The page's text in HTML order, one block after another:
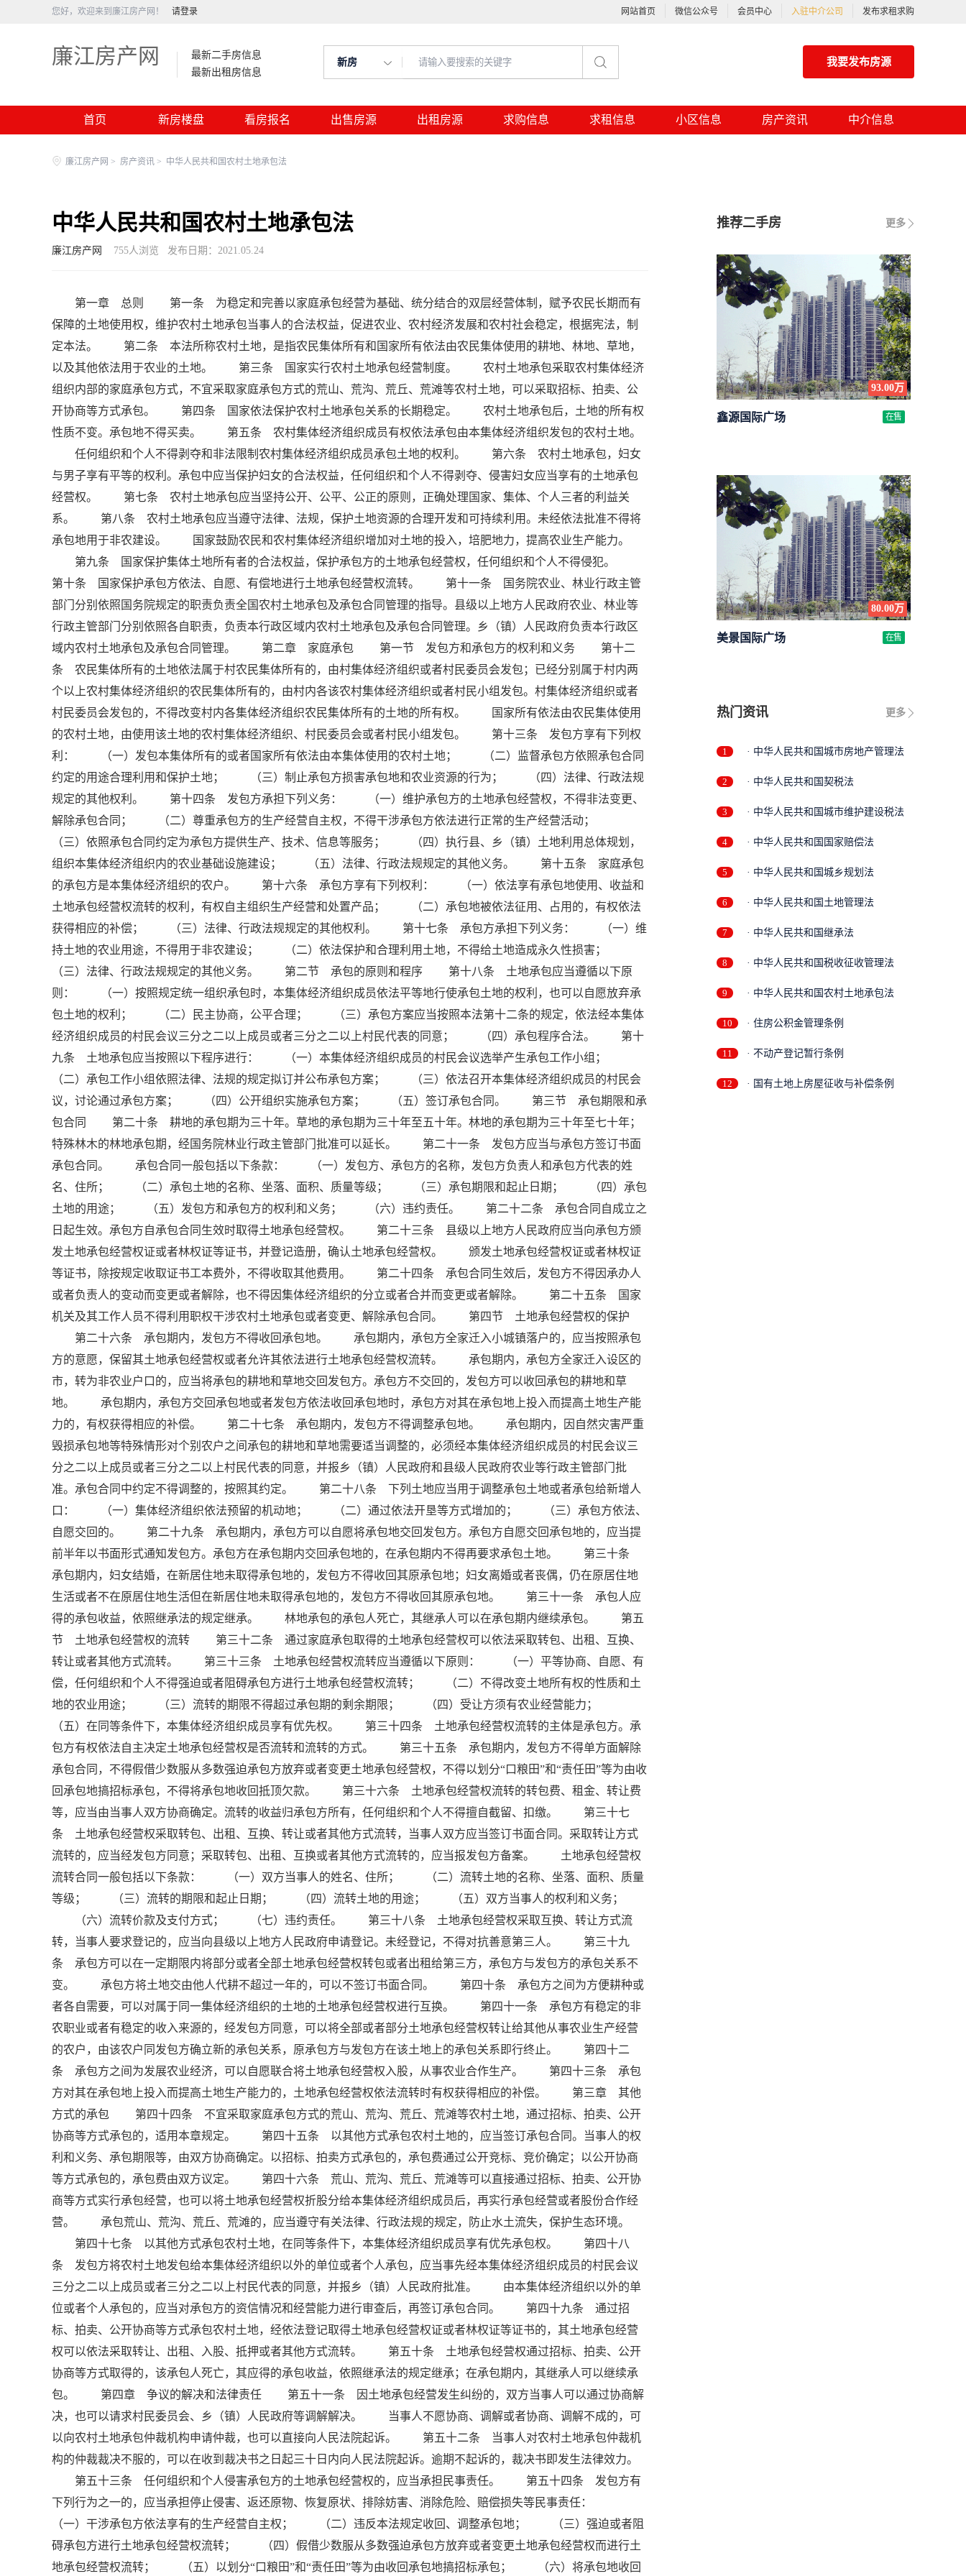
您好，欢迎来到廉江房产网！ 请登录 网站首页 微信公众号 会员中心 入驻中介公司 发布求租求购
廉江房产网
最新二手房信息
最新出租房信息
新房 我要发布房源
首页 新房楼盘 看房报名 出售房源 出租房源 求购信息 求租信息 小区信息 房产资讯 中介信息
廉江房产网 > 房产资讯 > 中华人民共和国农村土地承包法
中华人民共和国农村土地承包法
廉江房产网 755人浏览 发布日期：2021.05.24
第一章 总则 第一条 为稳定和完善以家庭承包经营为基础、统分结合的双层经营体制，赋予农民长期而有
保障的土地使用权，维护农村土地承包当事人的合法权益，促进农业、农村经济发展和农村社会稳定，根据宪法，制
定本法。 第二条 本法所称农村土地，是指农民集体所有和国家所有依法由农民集体使用的耕地、林地、草地，
以及其他依法用于农业的土地。 第三条 国家实行农村土地承包经营制度。 农村土地承包采取农村集体经济
组织内部的家庭承包方式，不宜采取家庭承包方式的荒山、荒沟、荒丘、荒滩等农村土地，可以采取招标、拍卖、公
开协商等方式承包。 第四条 国家依法保护农村土地承包关系的长期稳定。 农村土地承包后，土地的所有权
性质不变。承包地不得买卖。 第五条 农村集体经济组织成员有权依法承包由本集体经济组织发包的农村土地。
任何组织和个人不得剥夺和非法限制农村集体经济组织成员承包土地的权利。 第六条 农村土地承包，妇女
与男子享有平等的权利。承包中应当保护妇女的合法权益，任何组织和个人不得剥夺、侵害妇女应当享有的土地承包
经营权。 第七条 农村土地承包应当坚持公开、公平、公正的原则，正确处理国家、集体、个人三者的利益关
系。 第八条 农村土地承包应当遵守法律、法规，保护土地资源的合理开发和可持续利用。未经依法批准不得将
承包地用于非农建设。 国家鼓励农民和农村集体经济组织增加对土地的投入，培肥地力，提高农业生产能力。
第九条 国家保护集体土地所有者的合法权益，保护承包方的土地承包经营权，任何组织和个人不得侵犯。
第十条 国家保护承包方依法、自愿、有偿地进行土地承包经营权流转。 第十一条 国务院农业、林业行政主管
部门分别依照国务院规定的职责负责全国农村土地承包及承包合同管理的指导。县级以上地方人民政府农业、林业等
行政主管部门分别依照各自职责，负责本行政区域内农村土地承包及承包合同管理。乡（镇）人民政府负责本行政区
域内农村土地承包及承包合同管理。 第二章 家庭承包 第一节 发包方和承包方的权利和义务 第十二
条 农民集体所有的土地依法属于村农民集体所有的，由村集体经济组织或者村民委员会发包；已经分别属于村内两
个以上农村集体经济组织的农民集体所有的，由村内各该农村集体经济组织或者村民小组发包。村集体经济组织或者
村民委员会发包的，不得改变村内各集体经济组织农民集体所有的土地的所有权。 国家所有依法由农民集体使用
的农村土地，由使用该土地的农村集体经济组织、村民委员会或者村民小组发包。 第十三条 发包方享有下列权
利： （一）发包本集体所有的或者国家所有依法由本集体使用的农村土地； （二）监督承包方依照承包合同
约定的用途合理利用和保护土地； （三）制止承包方损害承包地和农业资源的行为； （四）法律、行政法规
规定的其他权利。 第十四条 发包方承担下列义务： （一）维护承包方的土地承包经营权，不得非法变更、
解除承包合同； （二）尊重承包方的生产经营自主权，不得干涉承包方依法进行正常的生产经营活动；
（三）依照承包合同约定为承包方提供生产、技术、信息等服务； （四）执行县、乡（镇）土地利用总体规划，
组织本集体经济组织内的农业基础设施建设； （五）法律、行政法规规定的其他义务。 第十五条 家庭承包
的承包方是本集体经济组织的农户。 第十六条 承包方享有下列权利： （一）依法享有承包地使用、收益和
土地承包经营权流转的权利，有权自主组织生产经营和处置产品； （二）承包地被依法征用、占用的，有权依法
获得相应的补偿； （三）法律、行政法规规定的其他权利。 第十七条 承包方承担下列义务： （一）维
持土地的农业用途，不得用于非农建设； （二）依法保护和合理利用土地，不得给土地造成永久性损害；
（三）法律、行政法规规定的其他义务。 第二节 承包的原则和程序 第十八条 土地承包应当遵循以下原
则： （一）按照规定统一组织承包时，本集体经济组织成员依法平等地行使承包土地的权利，也可以自愿放弃承
包土地的权利； （二）民主协商，公平合理； （三）承包方案应当按照本法第十二条的规定，依法经本集体
经济组织成员的村民会议三分之二以上成员或者三分之二以上村民代表的同意； （四）承包程序合法。 第十
九条 土地承包应当按照以下程序进行： （一）本集体经济组织成员的村民会议选举产生承包工作小组；
（二）承包工作小组依照法律、法规的规定拟订并公布承包方案； （三）依法召开本集体经济组织成员的村民会
议，讨论通过承包方案； （四）公开组织实施承包方案； （五）签订承包合同。 第三节 承包期限和承
包合同 第二十条 耕地的承包期为三十年。草地的承包期为三十年至五十年。林地的承包期为三十年至七十年；
特殊林木的林地承包期，经国务院林业行政主管部门批准可以延长。 第二十一条 发包方应当与承包方签订书面
承包合同。 承包合同一般包括以下条款： （一）发包方、承包方的名称，发包方负责人和承包方代表的姓
名、住所； （二）承包土地的名称、坐落、面积、质量等级； （三）承包期限和起止日期； （四）承包
土地的用途； （五）发包方和承包方的权利和义务； （六）违约责任。 第二十二条 承包合同自成立之
日起生效。承包方自承包合同生效时取得土地承包经营权。 第二十三条 县级以上地方人民政府应当向承包方颁
发土地承包经营权证或者林权证等证书，并登记造册，确认土地承包经营权。 颁发土地承包经营权证或者林权证
等证书，除按规定收取证书工本费外，不得收取其他费用。 第二十四条 承包合同生效后，发包方不得因承办人
或者负责人的变动而变更或者解除，也不得因集体经济组织的分立或者合并而变更或者解除。 第二十五条 国家
机关及其工作人员不得利用职权干涉农村土地承包或者变更、解除承包合同。 第四节 土地承包经营权的保护
第二十六条 承包期内，发包方不得收回承包地。 承包期内，承包方全家迁入小城镇落户的，应当按照承包
方的意愿，保留其土地承包经营权或者允许其依法进行土地承包经营权流转。 承包期内，承包方全家迁入设区的
市，转为非农业户口的，应当将承包的耕地和草地交回发包方。承包方不交回的，发包方可以收回承包的耕地和草
地。 承包期内，承包方交回承包地或者发包方依法收回承包地时，承包方对其在承包地上投入而提高土地生产能
力的，有权获得相应的补偿。 第二十七条 承包期内，发包方不得调整承包地。 承包期内，因自然灾害严重
毁损承包地等特殊情形对个别农户之间承包的耕地和草地需要适当调整的，必须经本集体经济组织成员的村民会议三
分之二以上成员或者三分之二以上村民代表的同意，并报乡（镇）人民政府和县级人民政府农业等行政主管部门批
准。承包合同中约定不得调整的，按照其约定。 第二十八条 下列土地应当用于调整承包土地或者承包给新增人
口： （一）集体经济组织依法预留的机动地； （二）通过依法开垦等方式增加的； （三）承包方依法、
自愿交回的。 第二十九条 承包期内，承包方可以自愿将承包地交回发包方。承包方自愿交回承包地的，应当提
前半年以书面形式通知发包方。承包方在承包期内交回承包地的，在承包期内不得再要求承包土地。 第三十条
承包期内，妇女结婚，在新居住地未取得承包地的，发包方不得收回其原承包地；妇女离婚或者丧偶，仍在原居住地
生活或者不在原居住地生活但在新居住地未取得承包地的，发包方不得收回其原承包地。 第三十一条 承包人应
得的承包收益，依照继承法的规定继承。 林地承包的承包人死亡，其继承人可以在承包期内继续承包。 第五
节 土地承包经营权的流转 第三十二条 通过家庭承包取得的土地承包经营权可以依法采取转包、出租、互换、
转让或者其他方式流转。 第三十三条 土地承包经营权流转应当遵循以下原则： （一）平等协商、自愿、有
偿，任何组织和个人不得强迫或者阻碍承包方进行土地承包经营权流转； （二）不得改变土地所有权的性质和土
地的农业用途； （三）流转的期限不得超过承包期的剩余期限； （四）受让方须有农业经营能力；
（五）在同等条件下，本集体经济组织成员享有优先权。 第三十四条 土地承包经营权流转的主体是承包方。承
包方有权依法自主决定土地承包经营权是否流转和流转的方式。 第三十五条 承包期内，发包方不得单方面解除
承包合同，不得假借少数服从多数强迫承包方放弃或者变更土地承包经营权，不得以划分“口粮田”和“责任田”等为由收
回承包地搞招标承包，不得将承包地收回抵顶欠款。 第三十六条 土地承包经营权流转的转包费、租金、转让费
等，应当由当事人双方协商确定。流转的收益归承包方所有，任何组织和个人不得擅自截留、扣缴。 第三十七
条 土地承包经营权采取转包、出租、互换、转让或者其他方式流转，当事人双方应当签订书面合同。采取转让方式
流转的，应当经发包方同意；采取转包、出租、互换或者其他方式流转的，应当报发包方备案。 土地承包经营权
流转合同一般包括以下条款： （一）双方当事人的姓名、住所； （二）流转土地的名称、坐落、面积、质量
等级； （三）流转的期限和起止日期； （四）流转土地的用途； （五）双方当事人的权利和义务；
（六）流转价款及支付方式； （七）违约责任。 第三十八条 土地承包经营权采取互换、转让方式流
转，当事人要求登记的，应当向县级以上地方人民政府申请登记。未经登记，不得对抗善意第三人。 第三十九
条 承包方可以在一定期限内将部分或者全部土地承包经营权转包或者出租给第三方，承包方与发包方的承包关系不
变。 承包方将土地交由他人代耕不超过一年的，可以不签订书面合同。 第四十条 承包方之间为方便耕种或
者各自需要，可以对属于同一集体经济组织的土地的土地承包经营权进行互换。 第四十一条 承包方有稳定的非
农职业或者有稳定的收入来源的，经发包方同意，可以将全部或者部分土地承包经营权转让给其他从事农业生产经营
的农户，由该农户同发包方确立新的承包关系，原承包方与发包方在该土地上的承包关系即行终止。 第四十二
条 承包方之间为发展农业经济，可以自愿联合将土地承包经营权入股，从事农业合作生产。 第四十三条 承包
方对其在承包地上投入而提高土地生产能力的，土地承包经营权依法流转时有权获得相应的补偿。 第三章 其他
方式的承包 第四十四条 不宜采取家庭承包方式的荒山、荒沟、荒丘、荒滩等农村土地，通过招标、拍卖、公开
协商等方式承包的，适用本章规定。 第四十五条 以其他方式承包农村土地的，应当签订承包合同。当事人的权
利和义务、承包期限等，由双方协商确定。以招标、拍卖方式承包的，承包费通过公开竞标、竞价确定；以公开协商
等方式承包的，承包费由双方议定。 第四十六条 荒山、荒沟、荒丘、荒滩等可以直接通过招标、拍卖、公开协
商等方式实行承包经营，也可以将土地承包经营权折股分给本集体经济组织成员后，再实行承包经营或者股份合作经
营。 承包荒山、荒沟、荒丘、荒滩的，应当遵守有关法律、行政法规的规定，防止水土流失，保护生态环境。
第四十七条 以其他方式承包农村土地，在同等条件下，本集体经济组织成员享有优先承包权。 第四十八
条 发包方将农村土地发包给本集体经济组织以外的单位或者个人承包，应当事先经本集体经济组织成员的村民会议
三分之二以上成员或者三分之二以上村民代表的同意，并报乡（镇）人民政府批准。 由本集体经济组织以外的单
位或者个人承包的，应当对承包方的资信情况和经营能力进行审查后，再签订承包合同。 第四十九条 通过招
标、拍卖、公开协商等方式承包农村土地，经依法登记取得土地承包经营权证或者林权证等证书的，其土地承包经营
权可以依法采取转让、出租、入股、抵押或者其他方式流转。 第五十条 土地承包经营权通过招标、拍卖、公开
协商等方式取得的，该承包人死亡，其应得的承包收益，依照继承法的规定继承；在承包期内，其继承人可以继续承
包。 第四章 争议的解决和法律责任 第五十一条 因土地承包经营发生纠纷的，双方当事人可以通过协商解
决，也可以请求村民委员会、乡（镇）人民政府等调解解决。 当事人不愿协商、调解或者协商、调解不成的，可
以向农村土地承包仲裁机构申请仲裁，也可以直接向人民法院起诉。 第五十二条 当事人对农村土地承包仲裁机
构的仲裁裁决不服的，可以在收到裁决书之日起三十日内向人民法院起诉。逾期不起诉的，裁决书即发生法律效力。
第五十三条 任何组织和个人侵害承包方的土地承包经营权的，应当承担民事责任。 第五十四条 发包方有
下列行为之一的，应当承担停止侵害、返还原物、恢复原状、排除妨害、消除危险、赔偿损失等民事责任：
（一）干涉承包方依法享有的生产经营自主权； （二）违反本法规定收回、调整承包地； （三）强迫或者阻
碍承包方进行土地承包经营权流转； （四）假借少数服从多数强迫承包方放弃或者变更土地承包经营权而进行土
地承包经营权流转； （五）以划分“口粮田”和“责任田”等为由收回承包地搞招标承包； （六）将承包地收回
更多
推荐二手房
93.00万
鑫源国际广场 在售
80.00万
美景国际广场 在售
更多
热门资讯
1 · 中华人民共和国城市房地产管理法
2 · 中华人民共和国契税法
3 · 中华人民共和国城市维护建设税法
4 · 中华人民共和国国家赔偿法
5 · 中华人民共和国城乡规划法
6 · 中华人民共和国土地管理法
7 · 中华人民共和国继承法
8 · 中华人民共和国税收征收管理法
9 · 中华人民共和国农村土地承包法
10 · 住房公积金管理条例
11 · 不动产登记暂行条例
12 · 国有土地上房屋征收与补偿条例